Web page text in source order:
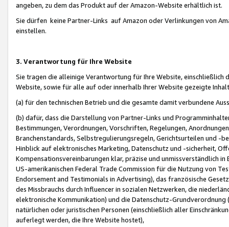
angeben, zu dem das Produkt auf der Amazon-Website erhältlich ist.
Sie dürfen keine Partner-Links auf Amazon oder Verlinkungen von
einstellen.
3. Verantwortung für Ihre Website
Sie tragen die alleinige Verantwortung für Ihre Website,
Website, sowie für alle auf oder innerhalb Ihrer Website gezeigte
(a) für den technischen Betrieb und die gesamte damit verbundene
(b) dafür, dass die Darstellung von Partner-Links und
Bestimmungen, Verordnungen, Vorschriften, Regelungen,
Branchenstandards, Selbstregulierungsregeln, Gerichtsurteilen und -
Hinblick auf elektronisches Marketing, Datenschutz und -sicherheit,
Kompensationsvereinbarungen klar, präzise und unmissverständlich
US-amerikanischen Federal Trade Commission für die Nutzung von
Endorsement and Testimonials in Advertising), das französische
des Missbrauchs durch Influencer in sozialen Netzwerken, die
elektronische Kommunikation) und die Datenschutz-
natürlichen oder juristischen Personen (einschließlich aller
auferlegt werden, die Ihre Website hostet),